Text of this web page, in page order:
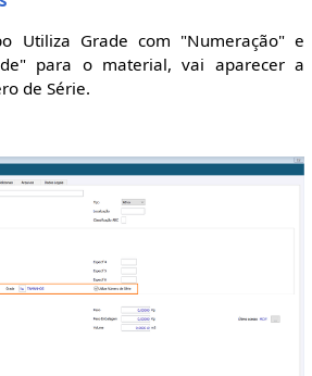
Utiliza Grade com "Numeração" e
para o material, vai aparecer a
de Série.